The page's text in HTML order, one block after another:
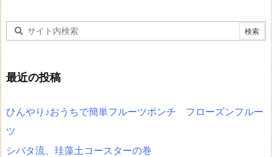
最近の投稿
ひんやり♪おうちで簡単フルーツポンチ フローズンフルー
ツ
シバタ流、珪藻土コースターの巻